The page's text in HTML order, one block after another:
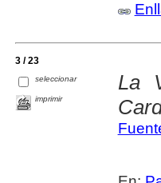
3 / 23
seleccionar
imprimir
La